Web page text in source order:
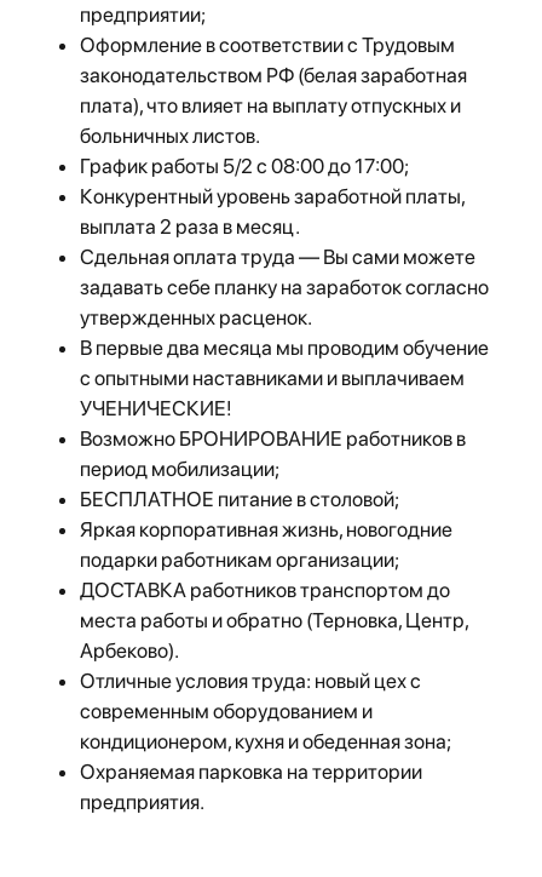
предприятии;
Оформление в соответствии с Трудовым
законодательством РФ (белая заработная
плата), что влияет на выплату отпускных и
больничных листов.
График работы 5/2 с 08:00 до 17:00;
Конкурентный уровень заработной платы,
выплата 2 раза в месяц.
Сдельная оплата труда — Вы сами можете
задавать себе планку на заработок согласно
утвержденных расценок.
В первые два месяца мы проводим обучение
с опытными наставниками и выплачиваем
УЧЕНИЧЕСКИЕ!
Возможно БРОНИРОВАНИЕ работников в
период мобилизации;
БЕСПЛАТНОЕ питание в столовой;
Яркая корпоративная жизнь, новогодние
подарки работникам организации;
ДОСТАВКА работников транспортом до
места работы и обратно (Терновка, Центр,
Арбеково).
Отличные условия труда: новый цех с
современным оборудованием и
кондиционером, кухня и обеденная зона;
Охраняемая парковка на территории
предприятия.